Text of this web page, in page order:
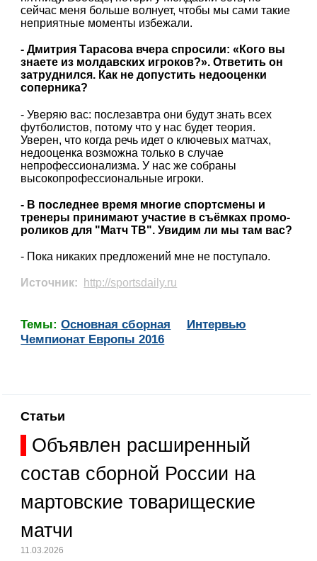
сейчас меня больше волнует, чтобы мы сами такие
неприятные моменты избежали.
- Дмитрия Тарасова вчера спросили: «Кого вы
знаете из молдавских игроков?». Ответить он
затруднился. Как не допустить недооценки
соперника?
- Уверяю вас: послезавтра они будут знать всех
футболистов, потому что у нас будет теория.
Уверен, что когда речь идет о ключевых матчах,
недооценка возможна только в случае
непрофессионализма. У нас же собраны
высокопрофессиональные игроки.
- В последнее время многие спортсмены и
тренеры принимают участие в съёмках промо-
роликов для "Матч ТВ". Увидим ли мы там вас?
- Пока никаких предложений мне не поступало.
Источник: http://sportsdaily.ru
Темы:Основная сборная
Интервью
Чемпионат Европы 2016
Статьи
Объявлен расширенный
состав сборной России на
мартовские товарищеские
матчи
11.03.2026